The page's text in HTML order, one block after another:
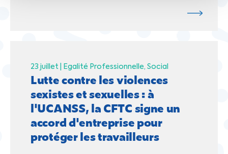
23 juillet | Egalité Professionnelle Social
Lutte contre les violences
sexistes et sexuelles : à
l'UCANSS, la CFTC signe un
accord d'entreprise pour
protéger les travailleurs